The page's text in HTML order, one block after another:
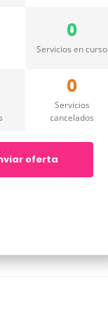
0
Servicios en curso
0
Servicios
cancelados
oferta